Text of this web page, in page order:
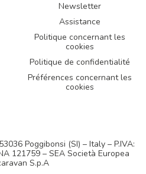
Newsletter
Assistance
Politique concernant les
cookies
Politique de confidentialité
Préférences concernant les
cookies
Poggibonsi (SI) – Italy – P.IVA:
121759 – SEA Società Europea
S.p.A